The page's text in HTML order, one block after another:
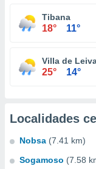
Tibana
18° 11°
Villa de
25° 14°
Localidades
Nobsa (7.41 km)
Sogamoso (7.58